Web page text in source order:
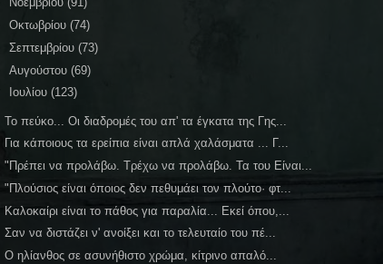
Οκτωβρίου (74)
Σεπτεμβρίου (73)
Αυγούστου (69)
Ιουλίου (123)
Το πεύκο... Οι διαδρομές του απ' τα έγκατα της Γης...
Για κάποιους τα ερείπια είναι απλά χαλάσματα ... Γ...
"Πρέπει να προλάβω. Τρέχω να προλάβω. Τα του Είναι...
"Πλούσιος είναι όποιος δεν πεθυμάει τον πλούτο· φτ...
Καλοκαίρι είναι το πάθος για παραλία... Εκεί όπου,...
Σαν να διστάζει ν' ανοίξει και το τελευταίο του πέ...
Ο ηλίανθος σε ασυνήθιστο χρώμα, κίτρινο απαλό...